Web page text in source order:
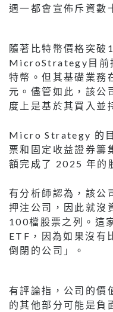
週一都會宣佈斥資數
隨著比特幣價格突破
MicroStrategy目前
特幣。但其基礎業務
元。儘管如此，該公
度上是基於其買入並
Micro Strategy 的
票和固定收益證券籌
額完成了 2025 年的
有分析師認為，該公
押注公司，因此就沒
100檔股票之列。這
ETF，因為如果沒有
倒閉的公司」。
有評論指，公司的價
的其他部分可能是負